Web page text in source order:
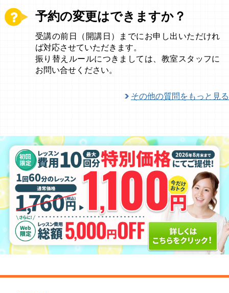
予約の変更はできますか？
受講の前日（開講日）までにお申し出いただけれ
ば対応させていただきます。
振り替えルールにつきましては、教室スタッフに
お問い合せください。
その他の質問をもっと見る